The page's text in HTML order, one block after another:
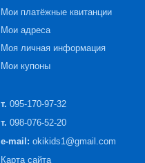
Мои платёжные квитанции
Мои адреса
Моя личная информация
Мои купоны
т. 095-170-97-32
т. 098-076-52-20
e-mail: okikids1@gmail.com
Карта сайта